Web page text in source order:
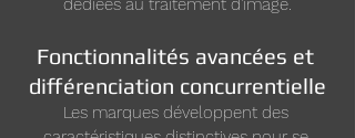
dédiées au traitement d'image.
Fonctionnalités avancées et
différenciation concurrentielle
Les marques développent des